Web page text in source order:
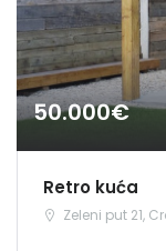
50.000€
Retro kuća
Zeleni put 21,